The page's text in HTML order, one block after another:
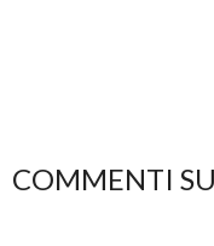
COMMENTI